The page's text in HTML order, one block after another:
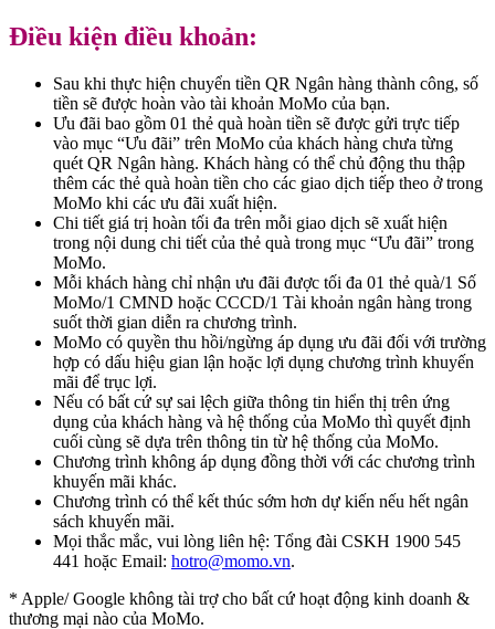
Điều kiện điều khoản:
Sau khi thực hiện chuyển tiền QR Ngân hàng thành công, số
tiền sẽ được hoàn vào tài khoản MoMo của bạn.
Ưu đãi bao gồm 01 thẻ quà hoàn tiền sẽ được gửi trực tiếp
vào mục “Ưu đãi” trên MoMo của khách hàng chưa từng
quét QR Ngân hàng. Khách hàng có thể chủ động thu thập
thêm các thẻ quà hoàn tiền cho các giao dịch tiếp theo ở trong
MoMo khi các ưu đãi xuất hiện.
Chi tiết giá trị hoàn tối đa trên mỗi giao dịch sẽ xuất hiện
trong nội dung chi tiết của thẻ quà trong mục “Ưu đãi” trong
MoMo.
Mỗi khách hàng chỉ nhận ưu đãi được tối đa 01 thẻ quà/1 Số
MoMo/1 CMND hoặc CCCD/1 Tài khoản ngân hàng trong
suốt thời gian diễn ra chương trình.
MoMo có quyền thu hồi/ngừng áp dụng ưu đãi đối với trường
hợp có dấu hiệu gian lận hoặc lợi dụng chương trình khuyến
mãi để trục lợi.
Nếu có bất cứ sự sai lệch giữa thông tin hiển thị trên ứng
dụng của khách hàng và hệ thống của MoMo thì quyết định
cuối cùng sẽ dựa trên thông tin từ hệ thống của MoMo.
Chương trình không áp dụng đồng thời với các chương trình
khuyến mãi khác.
Chương trình có thể kết thúc sớm hơn dự kiến nếu hết ngân
sách khuyến mãi.
Mọi thắc mắc, vui lòng liên hệ: Tổng đài CSKH 1900 545
441 hoặc Email: hotro@momo.vn.
* Apple/ Google không tài trợ cho bất cứ hoạt động kinh doanh &
thương mại nào của MoMo.